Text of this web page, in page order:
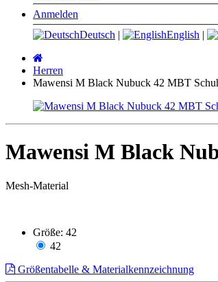
Anmelden
Deutsch | English |
Herren
Mawensi M Black Nubuck 42 MBT
Mawensi M Black
Mesh-Material
Größe: 42
42
Größentabelle & Materialkennzeichnung